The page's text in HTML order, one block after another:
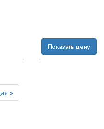
Показать цену
»Next